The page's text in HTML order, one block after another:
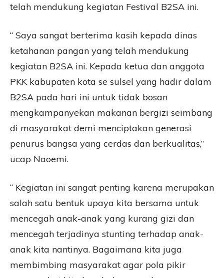
telah mendukung kegiatan Festival B2SA ini.
“ Saya sangat berterima kasih kepada dinas
ketahanan pangan yang telah mendukung
kegiatan B2SA ini. Kepada ketua dan anggota
PKK kabupaten kota se sulsel yang hadir dalam
B2SA pada hari ini untuk tidak bosan
mengkampanyekan makanan bergizi seimbang
di masyarakat demi menciptakan generasi
penurus bangsa yang cerdas dan berkualitas,”
ucap Naoemi.
“ Kegiatan ini sangat penting karena merupakan
salah satu bentuk upaya kita bersama untuk
mencegah anak-anak yang kurang gizi dan
mencegah terjadinya stunting terhadap anak-
anak kita nantinya. Bagaimana kita juga
membimbing masyarakat agar pola pikir